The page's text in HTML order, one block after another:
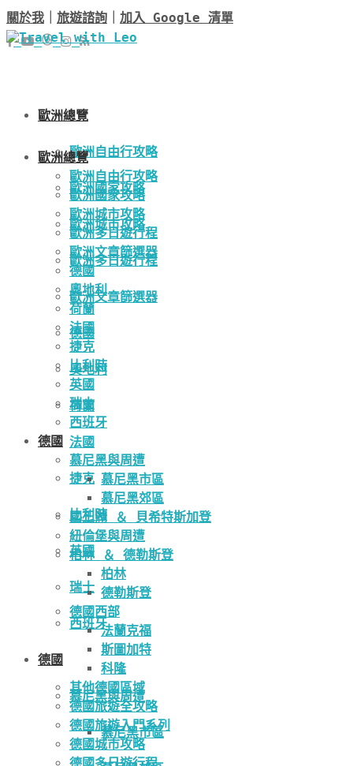
關於我 旅遊諮詢 加入 Google 清單
歐洲總覽
歐洲自由行攻略
歐洲國家攻略
歐洲城市攻略
歐洲多日遊行程
歐洲文章篩選器
德國
奧地利
荷蘭
法國
捷克
比利時
英國
瑞士
西班牙
德國
慕尼黑與周遭
慕尼黑市區
歐洲總覽
歐洲自由行攻略
歐洲國家攻略
歐洲城市攻略
歐洲多日遊行程
歐洲文章篩選器
德國
奧地利
荷蘭
法國
捷克
比利時
英國
瑞士
西班牙
德國
慕尼黑與周遭
慕尼黑市區
慕尼黑郊區
國王湖 ＆ 貝希特斯加登
紐倫堡與周遭
柏林 ＆ 德勒斯登
柏林
德勒斯登
德國西部
法蘭克福
斯圖加特
科隆
其他德國區域
德國旅遊全攻略
德國旅遊入門系列
德國城市攻略